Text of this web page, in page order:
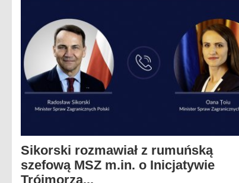
Sikorski rozmawiał z rumuńską
szefową MSZ m.in. o Inicjatywie
Trójmorza...